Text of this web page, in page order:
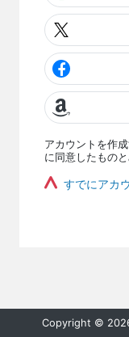
アカウントを作
に同意したものと
すでにアカ
Copyright ©